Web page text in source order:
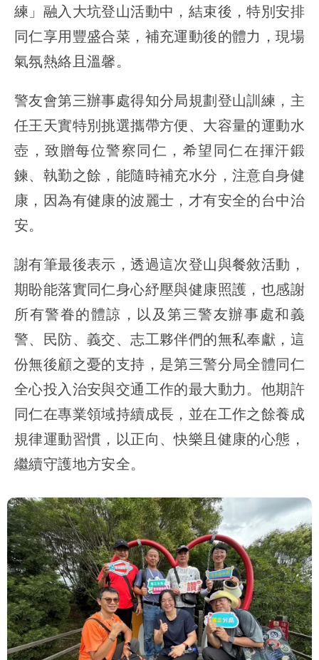
練」融入大坑登山活動中，結束後，特別安排
同仁享用豐盛合菜，補充運動後的體力，現場
氣氛熱絡且溫馨。
警友會第三辦事處得知分局規劃登山訓練，主
任王天實特別挑選攜帶方便、大容量的運動水
壺，致贈每位警察同仁，希望同仁在揮汗鍛
鍊、執勤之餘，能隨時補充水分，注意自身健
康，因為有健康的波麗士，才有安全的台中治
安。
謝有筆最後表示，透過這次登山與餐敘活動，
期盼能落實同仁身心紓壓與健康照護，也感謝
所有警眷的體諒，以及第三警友辦事處和義
警、民防、義交、志工夥伴們的無私奉獻，這
份無後顧之憂的支持，是第三警分局全體同仁
全心投入治安與交通工作的最大動力。他期許
同仁在專業領域持續成長，並在工作之餘養成
規律運動習慣，以正向、快樂且健康的心態，
繼續守護地方安全。